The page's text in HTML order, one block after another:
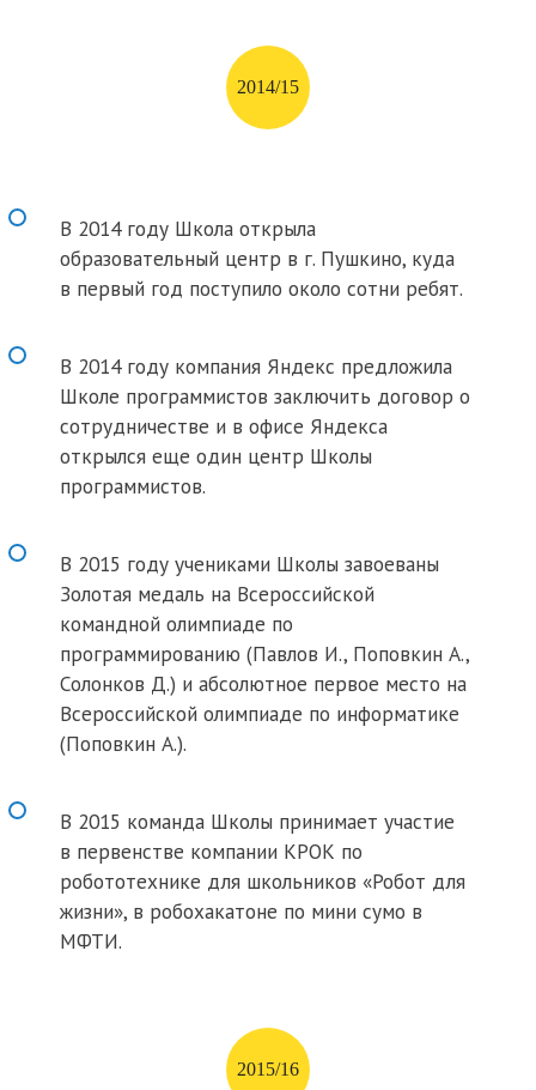
2014/15
В 2014 году Школа открыла
образовательный центр в г. Пушкино, куда
в первый год поступило около сотни ребят.
В 2014 году компания Яндекс предложила
Школе программистов заключить договор о
сотрудничестве и в офисе Яндекса
открылся еще один центр Школы
программистов.
В 2015 году учениками Школы завоеваны
Золотая медаль на Всероссийской
командной олимпиаде по
программированию (Павлов И., Поповкин А.,
Солонков Д.) и абсолютное первое место на
Всероссийской олимпиаде по информатике
(Поповкин А.).
В 2015 команда Школы принимает участие
в первенстве компании КРОК по
робототехнике для школьников «Робот для
жизни», в робохакатоне по мини сумо в
МФТИ.
2015/16